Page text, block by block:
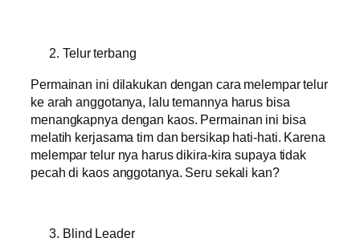
Telur terbang
Permainan ini dilakukan dengan cara melempar telur
ke arah anggotanya, lalu temannya harus bisa
menangkapnya dengan kaos. Permainan ini bisa
melatih kerjasama tim dan bersikap hati-hati. Karena
melempar telur nya harus dikira-kira supaya tidak
pecah di kaos anggotanya. Seru sekali kan?
Blind Leader